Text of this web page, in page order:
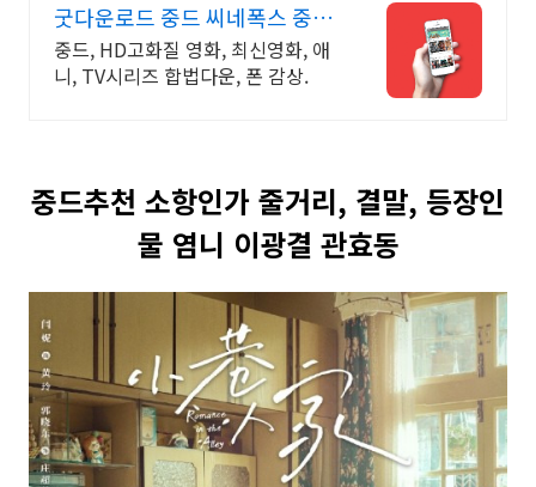
굿다운로드 중드 씨네폭스 중드
일드 30%할인
중드, HD고화질 영화, 최신영화, 애
니, TV시리즈 합법다운, 폰 감상.
중드추천 소항인가 줄거리, 결말, 등장인
물 염니 이광결 관효동